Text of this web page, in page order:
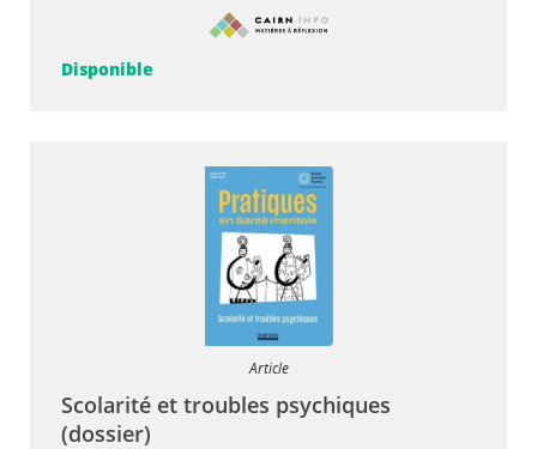
Disponible
Article
Scolarité et troubles psychiques
(dossier)